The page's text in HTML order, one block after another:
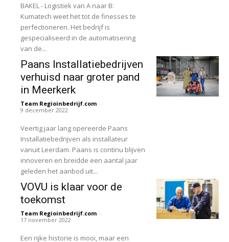
BAKEL - Logistiek van A naar B:
Kumatech weet het tot de finesses te
perfectioneren. Het bedrijf is
gespecialiseerd in de automatisering
van de...
Paans Installatiebedrijven
verhuisd naar groter pand
in Meerkerk
Team Regioinbedrijf.com -
9 december 2022
Veertig jaar lang opereerde Paans
Installatiebedrijven als installateur
vanuit Leerdam. Paans is continu blijven
innoveren en breidde een aantal jaar
geleden het aanbod uit...
VOVU is klaar voor de
toekomst
Team Regioinbedrijf.com -
17 november 2022
Een rijke historie is mooi, maar een